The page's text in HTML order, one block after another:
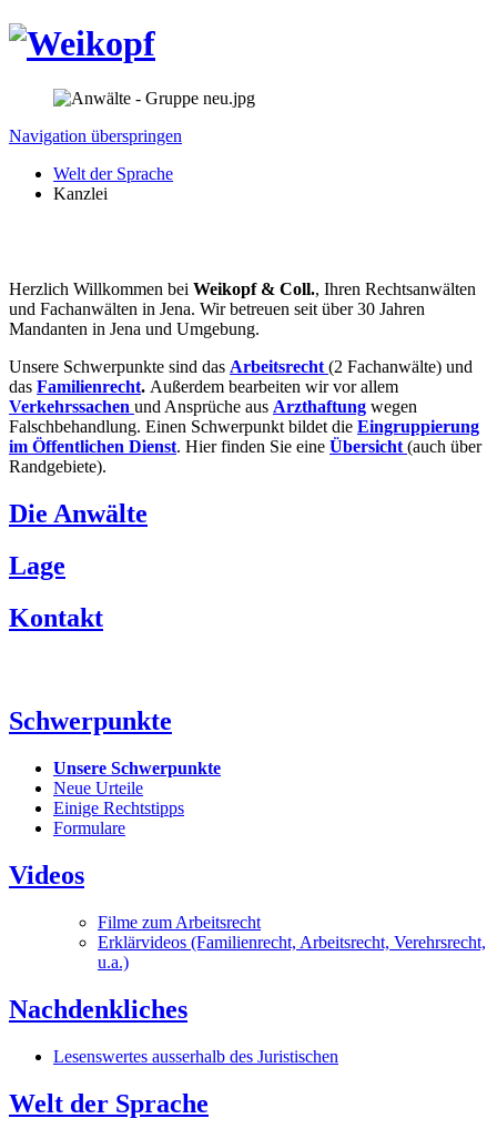
Navigation überspringen
Welt der Sprache
Kanzlei
Herzlich Willkommen bei Weikopf & Coll., Ihren Rechtsanwälten
und Fachanwälten in Jena. Wir betreuen seit über 30 Jahren
Mandanten in Jena und Umgebung.
Unsere Schwerpunkte sind das Arbeitsrecht (2 Fachanwälte) und
das Familienrecht. Außerdem bearbeiten wir vor allem
Verkehrssachen und Ansprüche aus Arzthaftung wegen
Falschbehandlung. Einen Schwerpunkt bildet die Eingruppierung
im Öffentlichen Dienst. Hier finden Sie eine Übersicht (auch über
Randgebiete).
Die Anwälte
Lage
Kontakt
Schwerpunkte
Unsere Schwerpunkte
Neue Urteile
Einige Rechtstipps
Formulare
Videos
Filme zum Arbeitsrecht
Erklärvideos (Familienrecht, Arbeitsrecht, Verehrsrecht,
u.a.)
Nachdenkliches
Lesenswertes ausserhalb des Juristischen
Welt der Sprache